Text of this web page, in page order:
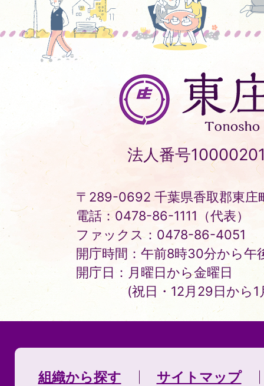
東
庄
町
Tonosho
Town
法人番号
〒289-0692 千葉県香取郡東庄
電話：0478-86-1111（代表）
ファックス：0478-86-4051
開庁時間：午前8時30分から午
開庁日：月曜日から金曜日
(祝日・12月29日から
組織から探す サイトマップ